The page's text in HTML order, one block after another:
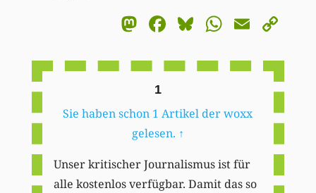
Mastodon
Facebook
BlueskyEmail
1
Sie haben schon 1 Artikel der woxx
gelesen. ↑
Unser kritischer Journalismus ist für
alle kostenlos verfügbar. Damit das so